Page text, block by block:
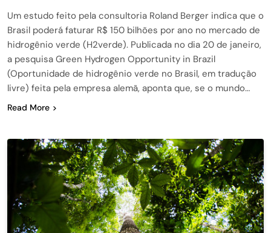
Um estudo feito pela consultoria Roland Berger indica que o
Brasil poderá faturar R$ 150 bilhões por ano no mercado de
hidrogênio verde (H2verde). Publicada no dia 20 de janeiro,
a pesquisa Green Hydrogen Opportunity in Brazil
(Oportunidade de hidrogênio verde no Brasil, em tradução
livre) feita pela empresa alemã, aponta que, se o mundo…
Read More